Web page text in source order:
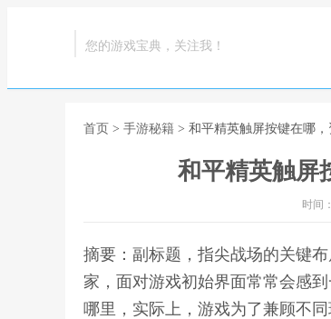
您的游戏宝典，关注我！
首页 > 手游秘籍 > 和平精英触屏按键在哪
和平精英触屏
时间
摘要：副标题，指尖战场的关键
家，面对游戏初始界面常常会感
哪里，实际上，游戏为了兼顾不